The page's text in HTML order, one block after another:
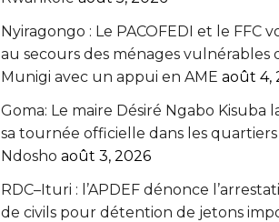
‎Nyiragongo : Le PACOFEDI et le FFC
au secours des ménages vulnérables
Munigi avec un appui en AME‎‎ août 4,
Goma: Le maire Désiré Ngabo Kisuba
sa tournée officielle dans les
Ndosho août 3, 2026
RDC–Ituri : l’APDEF dénonce
de civils pour détention de jetons